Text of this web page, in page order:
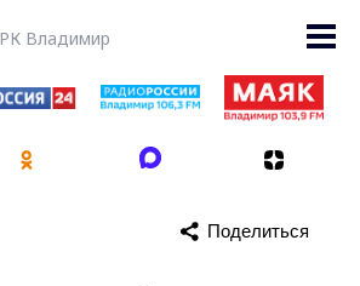
Владимир
Поделиться